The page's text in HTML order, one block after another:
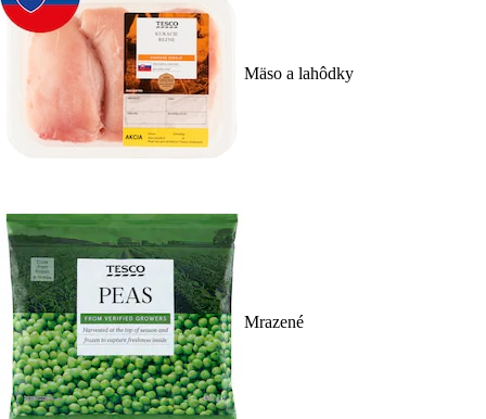
Mäso a lahôdky
Mrazené